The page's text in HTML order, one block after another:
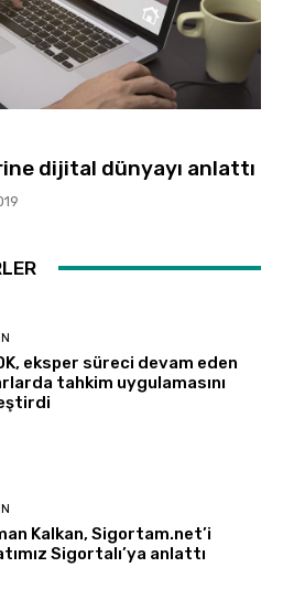
dijital dünyayı anlattı
eksper süreci devam eden
tahkim uygulamasını
Kalkan, Sigortam.net’i
Sigortalı’ya anlattı